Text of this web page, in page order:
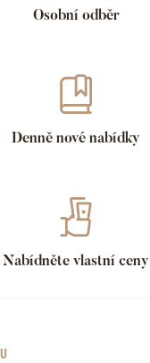
Osobní odběr
Denně nové nabídky
Nabídněte vlastní ceny